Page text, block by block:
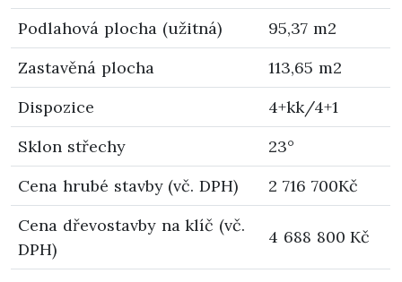
Podlahová plocha (užitná)
95,37 m2
Zastavěná plocha
113,65 m2
Dispozice
4+kk/4+1
Sklon střechy
23°
Cena hrubé stavby (vč. DPH)
2 716 700Kč
Cena dřevostavby na klíč (vč.
DPH)
4 688 800 Kč